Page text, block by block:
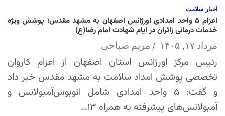
اخبار سلامت
اعزام ۵ واحد امدادی اورژانس اصفهان به مشهد مقدس؛ پوشش ویژه
خدمات درمانی زائران در ایام شهادت امام رضا(ع)
مرداد ۱۷, ۱۴۰۵ مریم صباحی
رئیس مرکز اورژانس استان اصفهان از اعزام کاروان
تخصصی پوشش امداد سلامت به مشهد مقدس خبر داد
و گفت: ۵ واحد امدادی شامل اتوبوس‌آمبولانس و
آمبولانس‌های پیشرفته به همراه ۱۳…